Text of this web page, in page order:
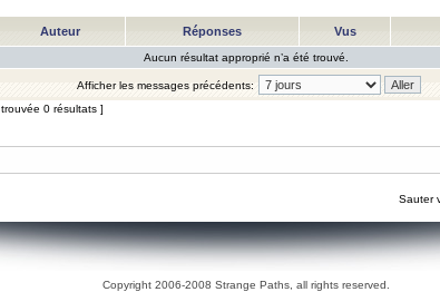
Auteur Réponses Vus
Aucun résultat approprié n’a été trouvé.
Afficher les messages précédents:
0 résultats ]
Sauter
Copyright 2006-2008 Strange Paths, all rights reserved.